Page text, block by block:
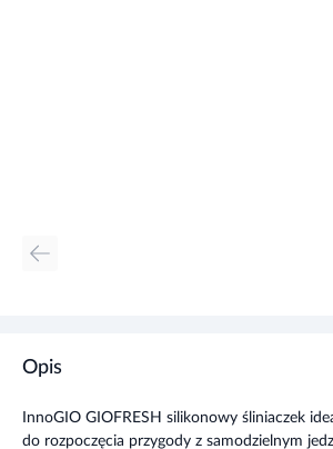
Opis
InnoGIO GIOFRESH silikonowy śliniaczek
do rozpoczęcia przygody z samodzielnym